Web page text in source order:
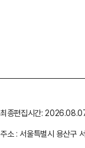
최종편집시간:
주소 : 서울특별시 용산구